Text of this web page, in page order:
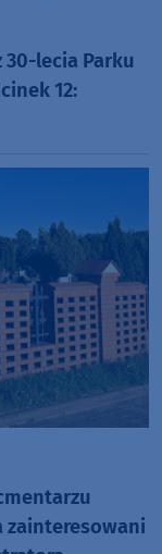
30-lecia Parku
12:
zainteresowani